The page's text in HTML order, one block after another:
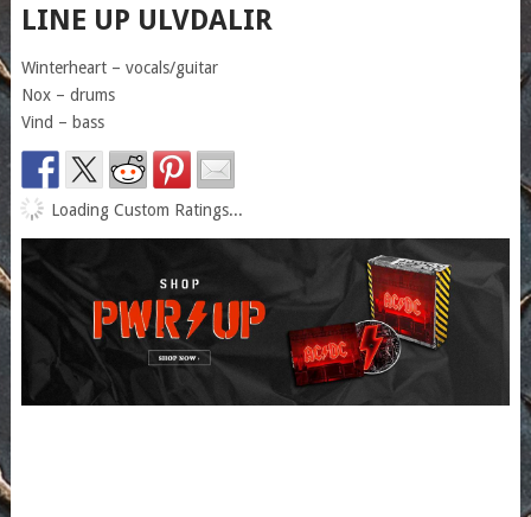
LINE UP ULVDALIR
Winterheart – vocals/guitar
Nox – drums
Vind – bass
Loading Custom Ratings...